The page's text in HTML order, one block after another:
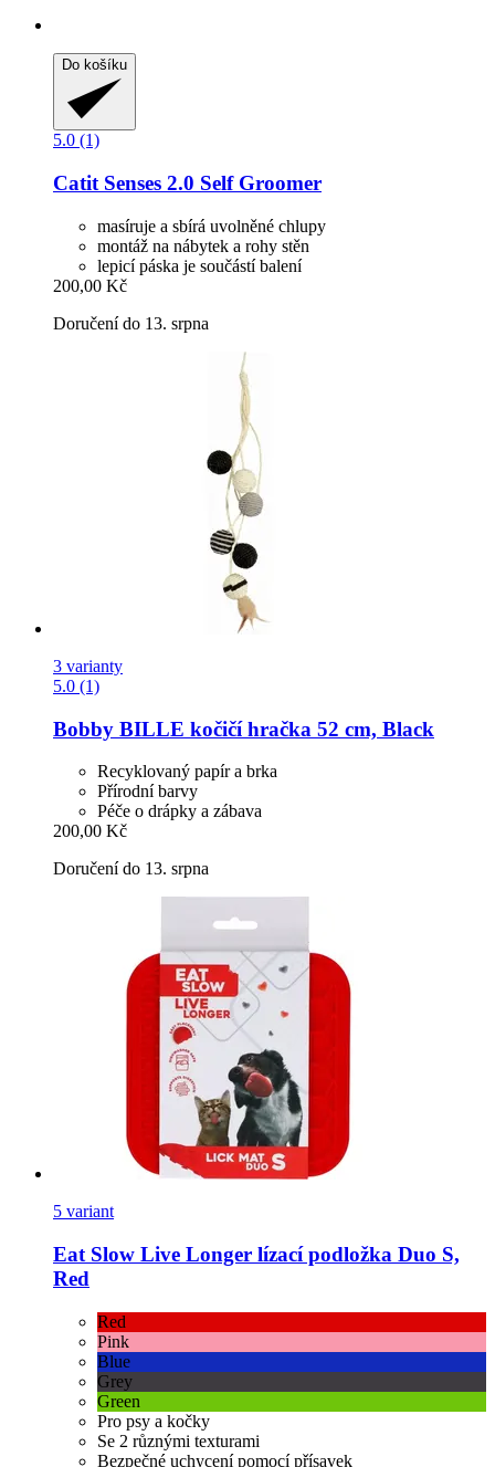
Do košíku
5.0 (1)
CatitSenses 2.0 Self Groomer
masíruje a sbírá uvolněné chlupy
montáž na nábytek a rohy stěn
lepicí páska je součástí balení
200,00 Kč
Doručení do 13. srpna
3 varianty
5.0 (1)
Bobby BILLE kočičí hračka 52 cm, Black
Recyklovaný papír a brka
Přírodní barvy
Péče o drápky a zábava
200,00 Kč
Doručení do 13. srpna
5 variant
Eat Slow Live Longer lízací podložka Duo S,
Red
Red
Pink
Blue
Grey
Green
Pro psy a kočky
Se 2 různými texturami
Bezpečné uchycení pomocí přísavek